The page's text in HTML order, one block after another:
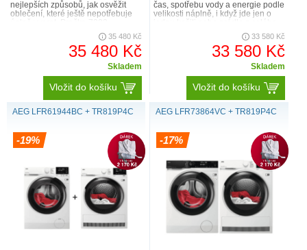
nejlepších způsobů, jak osvěžit
oblečení, které ještě nepotřebuje
ProSteam® může k osvěžení35 480 Kč
35 480 Kč
Skladem
Vložit do košíku
čas, spotřebu vody a energie podle
velikosti náplně, i když jde jen o
33 580 Kč
33 580 Kč
Skladem
Vložit do košíku
AEG LFR61944BC + TR819P4C
-19%
AEG LFR73864VC + TR819P4C
-17%